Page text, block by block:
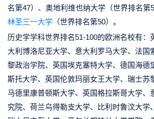
名第47）、奥地利维也纳大学（世界排名第
林圣三一大学 （世界排名第50）。
历史学学科世界排名51-100的欧洲名校有：
大利博洛尼亚大学、意大利罗马大学、法国
黎政治学院、英国埃克塞特大学、德国海德
斯托大学、英国伦敦玛丽女王大学、瑞士苏
马德里康普顿斯大学、英国格拉斯哥大学、
究院、荷兰乌得勒支大学、比利时鲁汶大学